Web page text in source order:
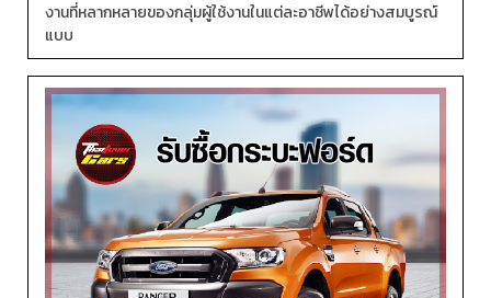
งานที่หลากหลายของกลุ่มผู้ใช้งานในแต่ละอาชีพได้อย่างสมบูรณ์
แบบ